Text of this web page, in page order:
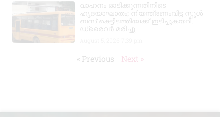
വാഹനം ഓടിക്കുന്നതിനിടെ
ഹൃദയാഘാതം; നിയന്ത്രണംവിട്ട സ്കൂൾ
ബസ് കെട്ടിടത്തിലേക്ക് ഇടിച്ചുകയറി,
ഡ്രൈവർ മരിച്ചു
« Previous Next »